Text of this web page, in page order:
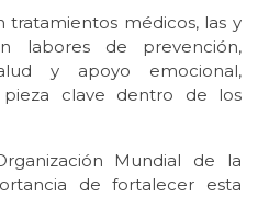
médicos, las y
labores de prevención,
y apoyo emocional,
clave dentro de los
Mundial de la
de fortalecer esta